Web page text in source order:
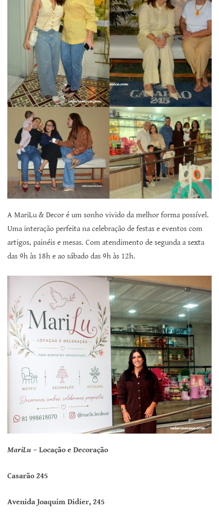
A MariLu & Decor é um sonho vivido da melhor forma possível.
Uma interação perfeita na celebração de festas e eventos com
artigos, painéis e mesas. Com atendimento de segunda a sexta
das 9h às 18h e ao sábado das 9h às 12h.
MariLu – Locação e Decoração
Casarão 245
Avenida Joaquim Didier, 245